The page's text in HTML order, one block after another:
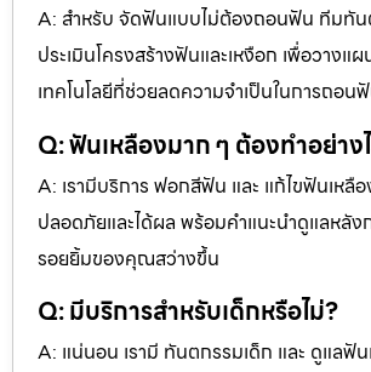
A: สำหรับ จัดฟันแบบไม่ต้องถอนฟัน ทีมทัน
ประเมินโครงสร้างฟันและเหงือก เพื่อวางแผ
เทคโนโลยีที่ช่วยลดความจำเป็นในการถอน
Q: ฟันเหลืองมาก ๆ ต้องทำอย่าง
A: เรามีบริการ ฟอกสีฟัน และ แก้ไขฟันเหลื
ปลอดภัยและได้ผล พร้อมคำแนะนำดูแลหลัง
รอยยิ้มของคุณสว่างขึ้น
Q: มีบริการสำหรับเด็กหรือไม่?
A: แน่นอน เรามี ทันตกรรมเด็ก และ ดูแลฟั